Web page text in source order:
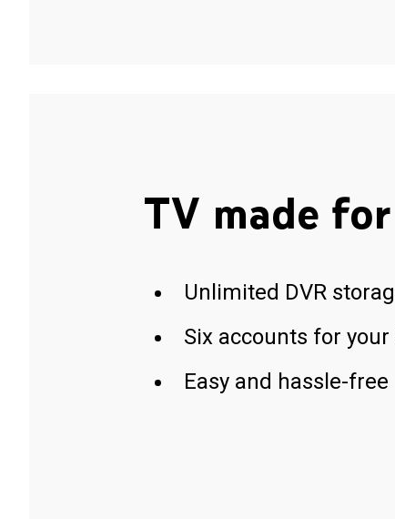
TV made
Unlimited DVR
Six accounts for
Easy and hassle-free